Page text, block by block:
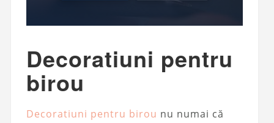
Decoratiuni pentru
birou
Decoratiuni pentru birou nu numai că